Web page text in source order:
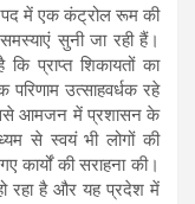
में एक कंट्रोल रूम की
सुनी जा रही हैं।
कि प्राप्त शिकायतों का
उत्साहवर्धक रहे
आमजन में प्रशासन के
से स्वयं भी लोगों की
कार्यों की सराहना की।
रहा है और यह प्रदेश में